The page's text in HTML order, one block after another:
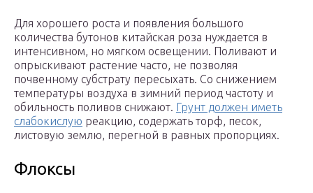
Для хорошего роста и появления большого
количества бутонов китайская роза нуждается в
интенсивном, но мягком освещении. Поливают и
опрыскивают растение часто, не позволяя
почвенному субстрату пересыхать. Со снижением
температуры воздуха в зимний период частоту и
обильность поливов снижают. Грунт должен иметь
слабокислую реакцию, содержать торф, песок,
листовую землю, перегной в равных пропорциях.
Флоксы